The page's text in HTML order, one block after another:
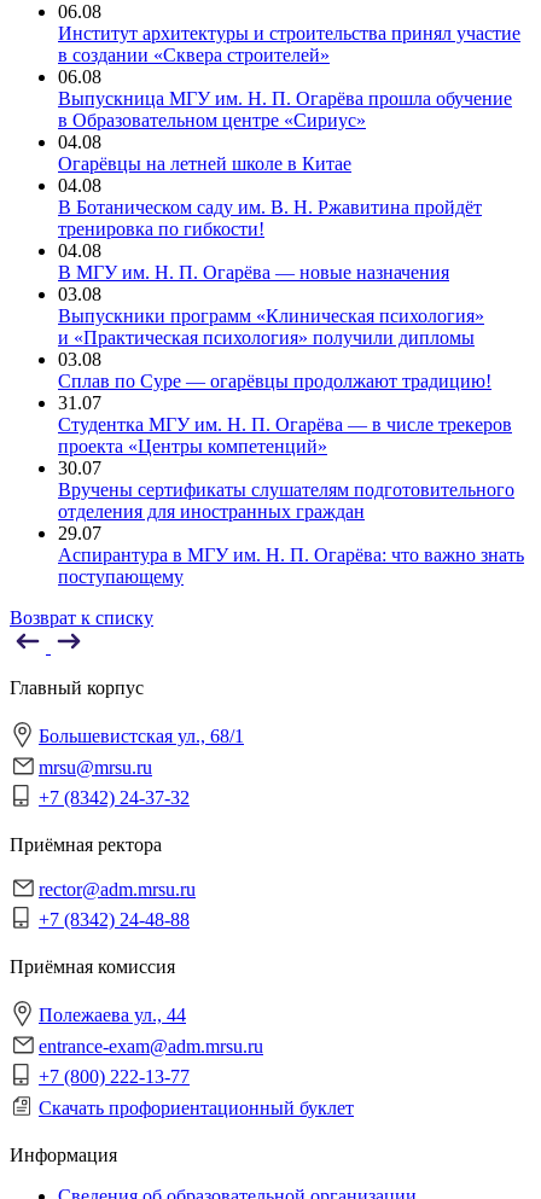
06.08
Институт архитектуры и строительства принял участие
в создании «Сквера строителей»
06.08
Выпускница МГУ им. Н. П. Огарёва прошла обучение
в Образовательном центре «Сириус»
04.08
Огарёвцы на летней школе в Китае
04.08
В Ботаническом саду им. В. Н. Ржавитина пройдёт
тренировка по гибкости!
04.08
В МГУ им. Н. П. Огарёва — новые назначения
03.08
Выпускники программ «Клиническая психология»
и «Практическая психология» получили дипломы
03.08
Сплав по Суре — огарёвцы продолжают традицию!
31.07
Студентка МГУ им. Н. П. Огарёва — в числе трекеров
проекта «Центры компетенций»
30.07
Вручены сертификаты слушателям подготовительного
отделения для иностранных граждан
29.07
Аспирантура в МГУ им. Н. П. Огарёва: что важно знать
поступающему
Возврат к списку
Главный корпус
Большевистская ул., 68/1
mrsu@mrsu.ru
+7 (8342) 24-37-32
Приёмная ректора
rector@adm.mrsu.ru
+7 (8342) 24-48-88
Приёмная комиссия
Полежаева ул., 44
entrance-exam@adm.mrsu.ru
+7 (800) 222-13-77
Скачать профориентационный буклет
Информация